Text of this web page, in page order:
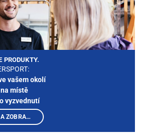
PRODUKTY.
vašem okolí
místě
vyzvednutí
VYBRAT PRODEJNU A ZOBRAZIT PRODUKTY